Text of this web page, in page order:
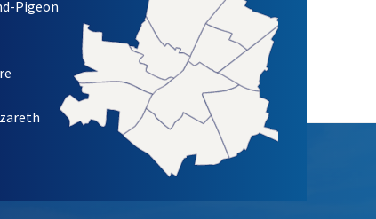
D'INFORMATION DE LA VILLE D'ANGERS
Pigeon